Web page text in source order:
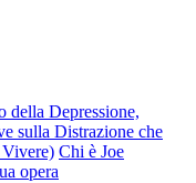
della Depressione,
sulla Distrazione che
Chi è Joe
opera